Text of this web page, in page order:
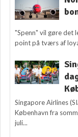
"Spenn" vil gøre det
point på tværs af
Singapore Airlines
København fra
juli...